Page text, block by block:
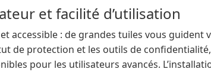
et facilité d’utilisation
accessible : de grandes tuiles vous guident
de protection et les outils de
pour les utilisateurs avancés.